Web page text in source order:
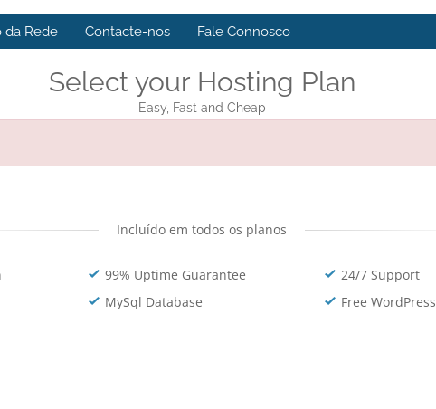
da Rede Contacte-nos Fale Connosco
Select your Hosting Plan
Easy, Fast and Cheap
Incluído em todos os planos
99% Uptime Guarantee
24/7 Support
MySql Database Free WordPress